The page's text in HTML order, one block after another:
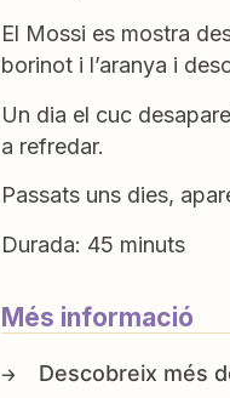
El Mossi es mostra
borinot i l’aranya i
Un dia el cuc
a refredar.
Passats uns dies,
Durada: 45 minuts
Més informació